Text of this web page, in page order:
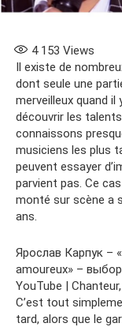
4 153 Views
Il existe de
dont seule une
merveilleux quand
découvrir les
connaissons
musiciens les plus
peuvent essayer
parvient pas. Ce
monté sur scène a
ans.
Ярослав Карпук –
amoureux» –
YouTube |
C’est tout
tard, alors que le